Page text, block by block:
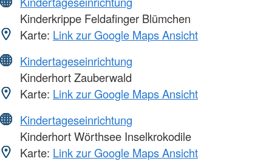
Kinderkrippe Feldafinger Blümchen
Karte: Link zur Google Maps Ansicht
Kindertageseinrichtung
Kinderhort Zauberwald
Karte: Link zur Google Maps Ansicht
Kindertageseinrichtung
Kinderhort Wörthsee Inselkrokodile
Karte: Link zur Google Maps Ansicht